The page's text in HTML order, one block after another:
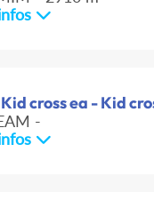
cross ea - Kid
-